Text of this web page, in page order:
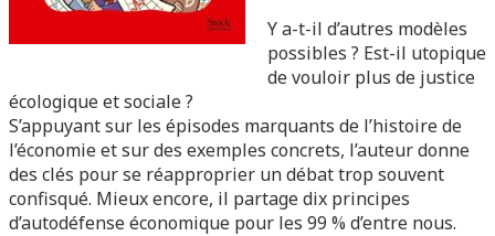
Y a-t-il d’autres modèles
possibles ? Est-il utopique
de vouloir plus de justice
écologique et sociale ?
S’appuyant sur les épisodes marquants de l’histoire de
l’économie et sur des exemples concrets, l’auteur donne
des clés pour se réapproprier un débat trop souvent
confisqué. Mieux encore, il partage dix principes
d’autodéfense économique pour les 99 % d’entre nous.